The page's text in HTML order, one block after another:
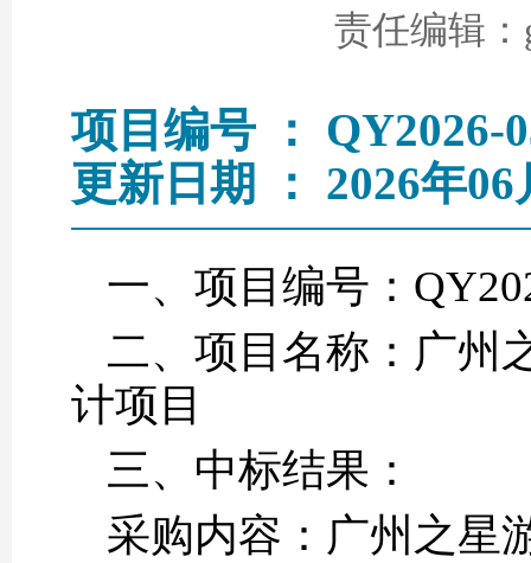
责任编辑
项目编号 ： QY2026-
更新日期 ： 2026年06
一、项目编号：
二、项目名称：广州
计项目
三、中标结果：
采购内容：广州之星